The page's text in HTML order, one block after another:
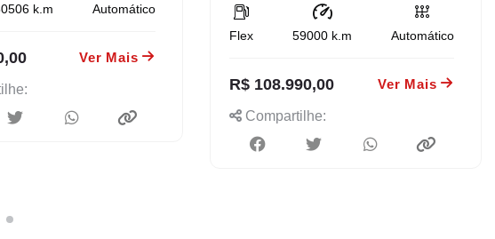
k.m Automático
Ver Mais
Flex 59000 k.m Automático
R$ 108.990,00 Ver Mais
Compartilhe: